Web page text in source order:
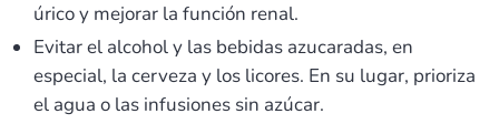
úrico y mejorar la función renal.
Evitar el alcohol y las bebidas azucaradas, en
especial, la cerveza y los licores. En su lugar, prioriza
el agua o las infusiones sin azúcar.